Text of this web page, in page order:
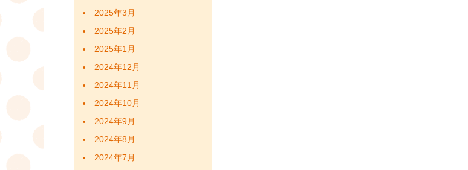
2025年3月
2025年2月
2025年1月
2024年12月
2024年11月
2024年10月
2024年9月
2024年8月
2024年7月